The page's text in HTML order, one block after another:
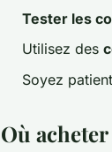
Tester les
Utilisez des
Soyez
Où